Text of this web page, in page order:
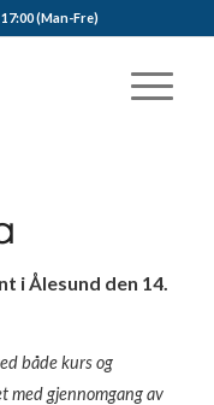
(Man-Fre)
i Ålesund den 14.
både kurs og
med gjennomgang av